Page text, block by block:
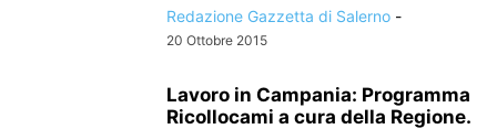
Redazione Gazzetta di Salerno -
20 Ottobre 2015
Lavoro in Campania: Programma
Ricollocami a cura della Regione.